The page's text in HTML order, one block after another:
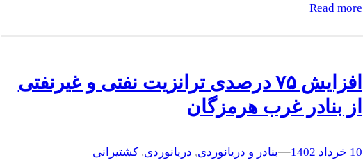
Read more
افزایش ۷۵ درصدی ترانزیت نفتی و غیرنفتی
از بنادر غرب هرمزگان
10 خرداد 1402 –
–بنادر و دریانوردی, دریانوردی, کشتیرانی